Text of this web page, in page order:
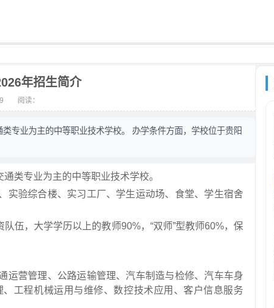
年招生简介
阅读：
专业为主的中等职业技术学校。 办学条件方面，学校位于贵阳
类专业为主的中等职业技术学校。
实验综合楼、实习工厂、学生运动场、食堂、学生宿舍
伍，大学学历以上的教师90%，“双师”型教师60%，保
运营管理、公路运输管理、汽车制造与检修、汽车车身
工程机械运用与维修、数控技术应用、客户信息服务